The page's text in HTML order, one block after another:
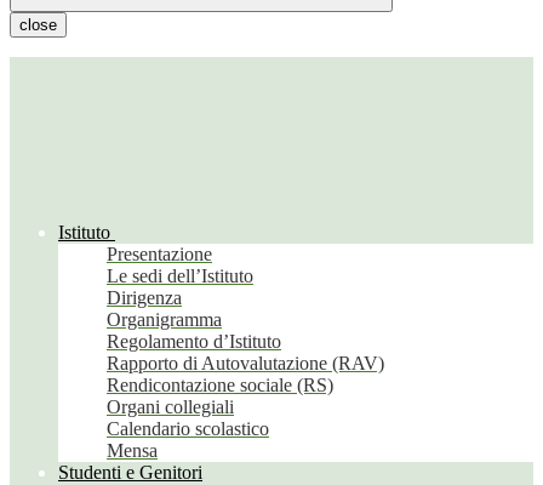
close
Istituto
Presentazione
Le sedi dell’Istituto
Dirigenza
Organigramma
Regolamento d’Istituto
Rapporto di Autovalutazione (RAV)
Rendicontazione sociale (RS)
Organi collegiali
Calendario scolastico
Mensa
Studenti e Genitori